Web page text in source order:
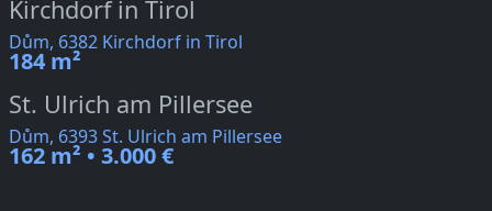
Kirchdorf in Tirol
Dům, 6382 Kirchdorf in Tirol
184 m²
St. Ulrich am Pillersee
Dům, 6393 St. Ulrich am Pillersee
162 m² • 3.000 €